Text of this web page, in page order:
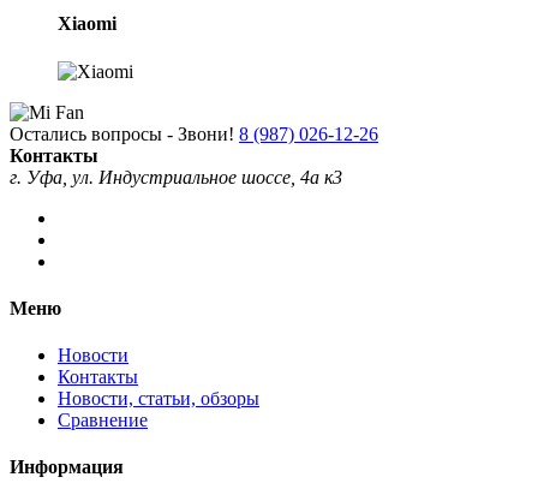
Xiaomi
Остались вопросы - Звони! 8 (987) 026-12-26
Контакты
г. Уфа, ул. Индустриальное шоссе, 4а к3
Меню
Новости
Контакты
Новости, статьи, обзоры
Сравнение
Информация